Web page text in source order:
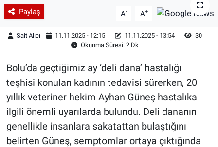
Paylaş A- A+
Sait Alıcı 11.11.2025 - 12:15 11.11.2025 - 13:54
30
Okunma Süresi: 2 Dk
Bolu’da geçtiğimiz ay ’deli dana’ hastalığı
teşhisi konulan kadının tedavisi sürerken, 20
yıllık veteriner hekim Ayhan Güneş hastalıka
ilgili önemli uyarılarda bulundu. Deli dananın
genellikle insanlara sakatattan bulaştığını
belirten Güneş, semptomlar ortaya çıktığında